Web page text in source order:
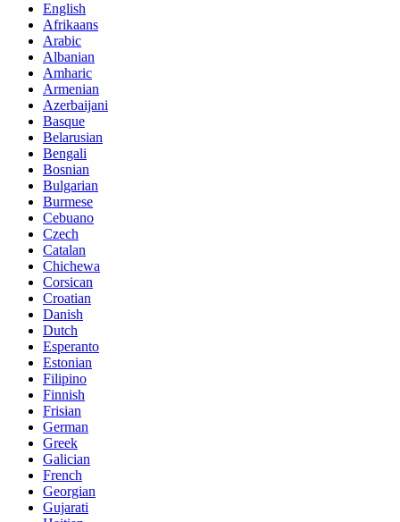
English
Afrikaans
Arabic
Albanian
Amharic
Armenian
Azerbaijani
Basque
Belarusian
Bengali
Bosnian
Bulgarian
Burmese
Cebuano
Czech
Catalan
Chichewa
Corsican
Croatian
Danish
Dutch
Esperanto
Estonian
Filipino
Finnish
Frisian
German
Greek
Galician
French
Georgian
Gujarati